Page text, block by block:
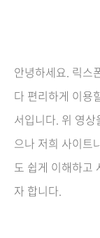
안녕하세요. 릭스
다 편리하게 이용
서입니다. 위 영
으나 저희 사이트
도 쉽게 이해하고
자 합니다.